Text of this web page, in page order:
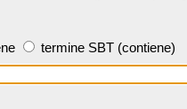
termine SBT (contiene)